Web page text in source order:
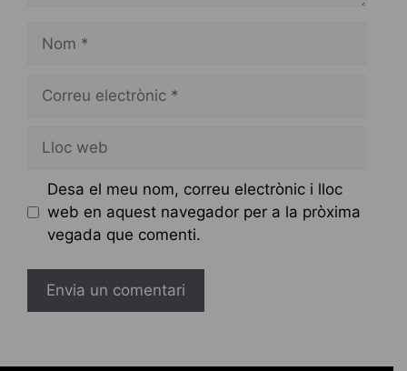
electrònic
web
Desa el meu nom, correu electrònic i lloc
web en aquest navegador per a la pròxima
vegada que comenti.